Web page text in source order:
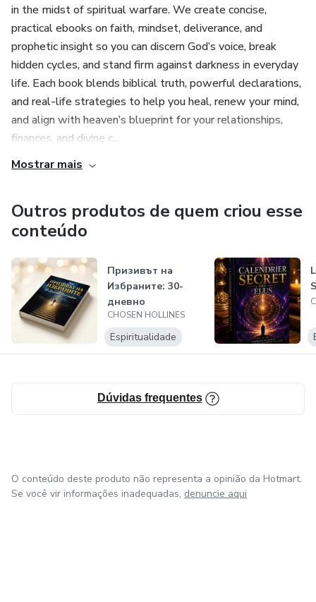
in the midst of spiritual warfare. We create concise,
practical ebooks on faith, mindset, deliverance, and
prophetic insight so you can discern God’s voice, break
hidden cycles, and stand firm against darkness in everyday
life. Each book blends biblical truth, powerful declarations,
and real-life strategies to help you heal, renew your mind,
and align with heaven’s blueprint for your relationships,
finances, and divine c...
Mostrar mais
Outros produtos de quem criou esse
conteúdo
Призивът на
Избраните: 30-
дневно
Пътешествие
CHOSEN HOLLINES
Espiritualidade
Dúvidas frequentes
O conteúdo deste produto não representa a opinião da Hotmart.
Se você vir informações inadequadas, denuncie aqui